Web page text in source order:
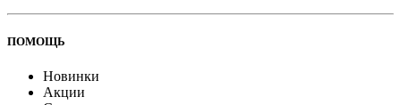
ПОМОЩЬ
Новинки
Акции